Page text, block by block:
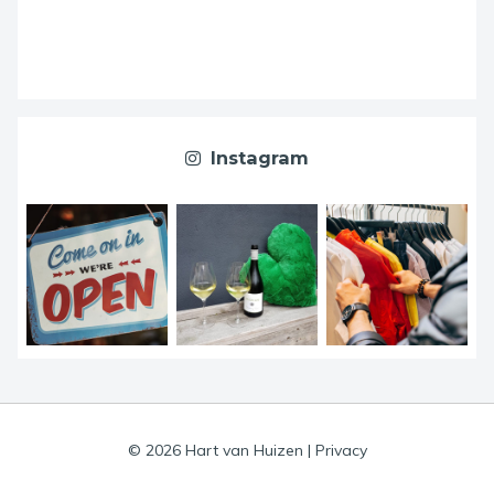
Instagram
© 2026 Hart van Huizen | Privacy